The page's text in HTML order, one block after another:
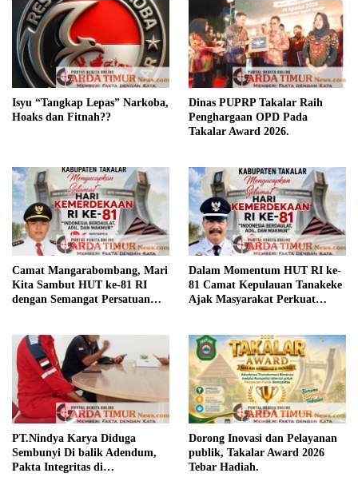
Isyu “Tangkap Lepas” Narkoba,
Hoaks dan Fitnah??
Dinas PUPRP Takalar Raih
Penghargaan OPD Pada
Takalar Award 2026.
Camat Mangarabombang, Mari
Kita Sambut HUT ke-81 RI
dengan Semangat Persatuan
Dalam Momentum HUT RI ke-
81 Camat Kepulauan Tanakeke
Ajak Masyarakat Perkuat
PT.Nindya Karya Diduga
Sembunyi Di balik Adendum,
Pakta Integritas di
Dorong Inovasi dan Pelayanan
publik, Takalar Award 2026
Tebar Hadiah.